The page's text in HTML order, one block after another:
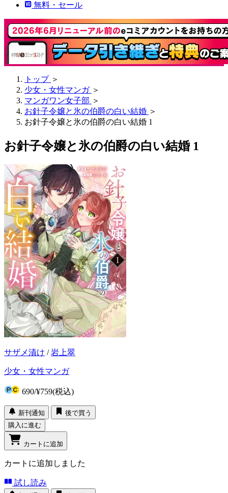
無料・セール
トップ ＞
少女・女性マンガ ＞
マンガワン女子部 ＞
お針子令嬢と氷の伯爵の白い結婚 ＞
お針子令嬢と氷の伯爵の白い結婚 1
お針子令嬢と氷の伯爵の白い結婚 1
サザメ漬け /岩上翠
少女・女性マンガ
690/¥759(税込)
新刊通知
後で買う
購入に進む
カートに追加
カートに追加しました
試し読み